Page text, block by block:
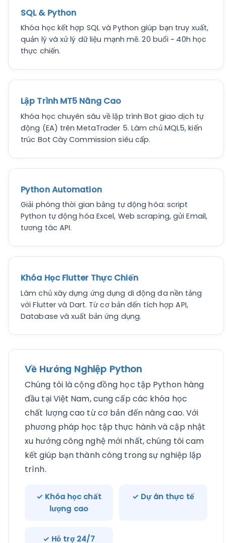
SQL & Python
Khóa học kết hợp SQL và Python giúp bạn truy xuất,
quản lý và xử lý dữ liệu mạnh mẽ. 20 buổi ~ 40h học
thực chiến.
Lập Trình MT5 Nâng Cao
Khóa học chuyên sâu về lập trình Bot giao dịch tự
động (EA) trên MetaTrader 5. Làm chủ MQL5, kiến
trúc Bot Cày Commission siêu cấp.
Python Automation
Giải phóng thời gian bằng tự động hóa: script
Python tự động hóa Excel, Web scraping, gửi Email,
tương tác API.
Khóa Học Flutter Thực Chiến
Làm chủ xây dựng ứng dụng di động đa nền tảng
với Flutter và Dart. Từ cơ bản đến tích hợp API,
Database và xuất bản ứng dụng.
Về Hướng Nghiệp Python
Chúng tôi là cộng đồng học tập Python hàng
đầu tại Việt Nam, cung cấp các khóa học
chất lượng cao từ cơ bản đến nâng cao. Với
phương pháp học tập thực hành và cập nhật
xu hướng công nghệ mới nhất, chúng tôi cam
kết giúp bạn thành công trong sự nghiệp lập
trình.
✓ Khóa học chất
lượng cao
✓ Dự án thực tế
✓ Hỗ trợ 24/7